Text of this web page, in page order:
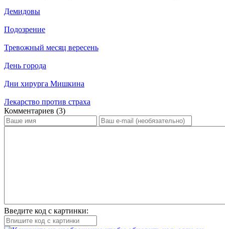
Демидовы
Подозрение
Тревожный месяц вересень
День города
Дни хирурга Мишкина
Лекарство против страха
Ком­мен­та­ри­ев (3)
Введите код с картинки: